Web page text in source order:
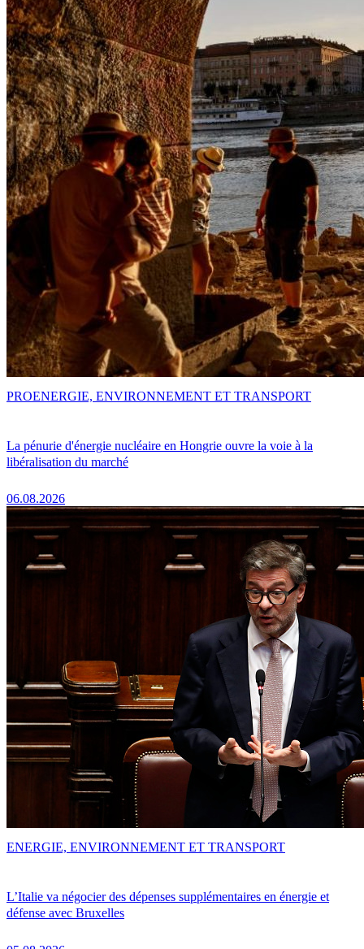
La pénurie d'énergie nucléaire en Hongrie ouvre la voie à la
libéralisation du marché
06.08.2026
PROENERGIE, ENVIRONNEMENT ET TRANSPORT
L’Italie va négocier des dépenses supplémentaires en énergie et
défense avec Bruxelles
ENERGIE, ENVIRONNEMENT ET TRANSPORT